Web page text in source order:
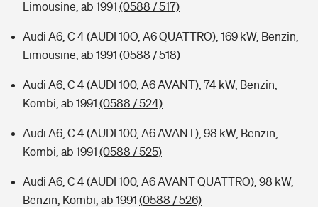
Limousine, ab 1991 (0588 / 517)
Audi A6, C 4 (AUDI 10O, A6 QUATTRO), 169 kW, Benzin,
Limousine, ab 1991 (0588 / 518)
Audi A6, C 4 (AUDI 100, A6 AVANT), 74 kW, Benzin,
Kombi, ab 1991 (0588 / 524)
Audi A6, C 4 (AUDI 100, A6 AVANT), 98 kW, Benzin,
Kombi, ab 1991 (0588 / 525)
Audi A6, C 4 (AUDI 100, A6 AVANT QUATTRO), 98 kW,
Benzin, Kombi, ab 1991 (0588 / 526)